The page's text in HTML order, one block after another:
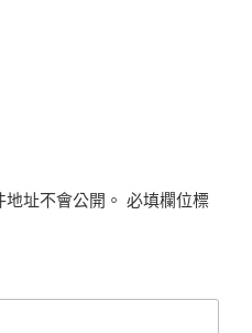
址不會公開。 必填欄位標